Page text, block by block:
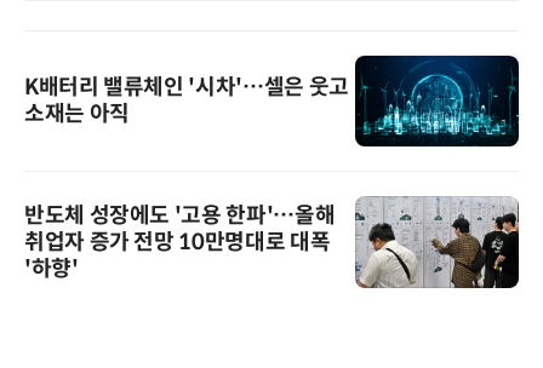
K배터리 밸류체인 '시차'…셀은 웃고
소재는 아직
반도체 성장에도 '고용 한파'…올해
취업자 증가 전망 10만명대로 대폭
'하향'